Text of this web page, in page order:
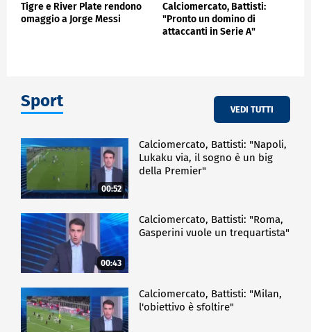
Tigre e River Plate rendono
omaggio a Jorge Messi
Calciomercato, Battisti:
"Pronto un domino di
attaccanti in Serie A"
Sport VEDI TUTTI
00:52
Calciomercato, Battisti: "Napoli,
Lukaku via, il sogno è un big
della Premier"
00:43
Calciomercato, Battisti: "Roma,
Gasperini vuole un trequartista"
Calciomercato, Battisti: "Milan,
l'obiettivo è sfoltire"